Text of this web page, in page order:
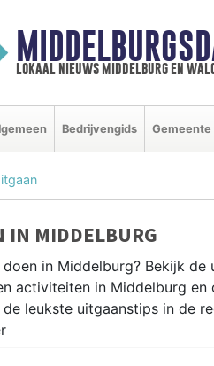
lokaal nieuws middelburg en
Bedrijvengids Gemeente
IN MIDDELBURG
in Middelburg? Bekijk
activiteiten in Middelburg
leukste uitgaanstips in de